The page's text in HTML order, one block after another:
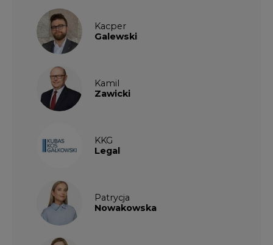
Kacper
Galewski
Kamil
Zawicki
KKG
Legal
Patrycja
Nowakowska